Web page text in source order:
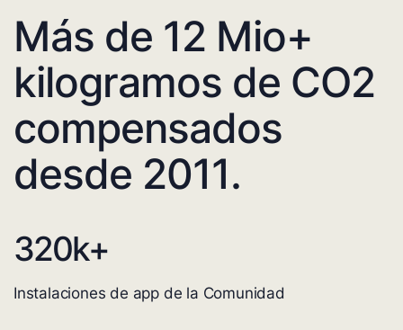
Más de 12 Mio+
kilogramos de CO2
compensados
desde 2011.
320k+
Instalaciones de app de la Comunidad